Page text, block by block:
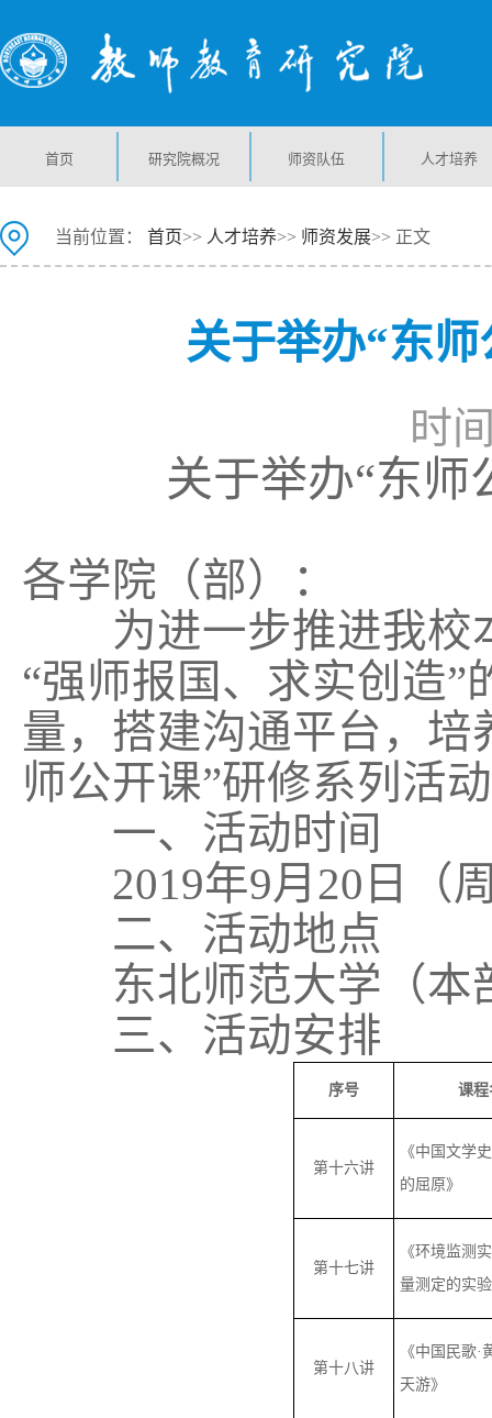
首页 研究院概况 师资队伍 人才培养
当前位置： 首页>> 人才培养>> 师资发展>> 正文
关于举办“东
时
关于举办“东师
各学院（部）：
为进一步推进我校
“强师报国、求实创造
量，搭建沟通平台，培
师公开课”研修系列活
一、活动时间
2019年9月20日（周
二、活动地点
东北师范大学（本
三、活动安排
序号 课程
第十六讲
《中国文学
的屈原》
第十七讲
《环境监测
量测定的实
第十八讲
《中国民歌·
天游》